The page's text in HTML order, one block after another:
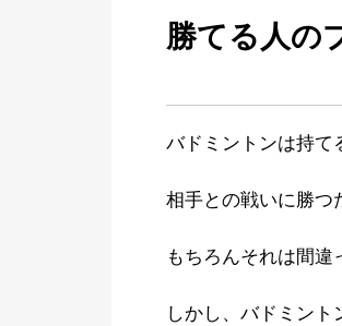
勝てる人の
バドミントンは持て
相手との戦いに勝つ
もちろんそれは間違
しかし、バドミント